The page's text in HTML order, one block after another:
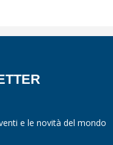
e le novità del mondo